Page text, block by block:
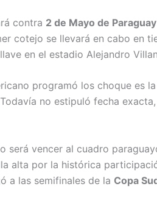
contra 2 de Mayo de Paraguay
cotejo se llevará en cabo en
en el estadio Alejandro
programó los choque es la
no estipuló fecha
será vencer al cuadro
alta por la histórica
a las semifinales de la Copa